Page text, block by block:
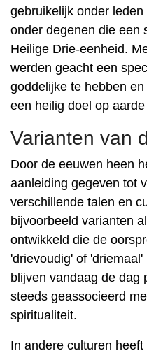
gebruikelijk onder
onder degenen die een
Heilige Drie-eenheid.
werden geacht een
goddelijke te hebben
een ​​heilig doel op
Varianten van
Door de eeuwen heen
aanleiding gegeven tot
verschillende talen en
bijvoorbeeld varianten
ontwikkeld die de
'drievoudig' of
blijven vandaag de dag
steeds geassocieerd
spiritualiteit.
In andere culturen